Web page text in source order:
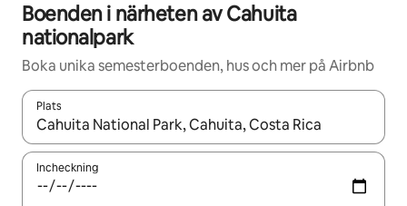
Boenden i närheten av Cahuita
nationalpark
Boka unika semesterboenden, hus och mer på Airbnb
Plats
När resultaten är tillgängliga kan du navigera med upp- och
Incheckning